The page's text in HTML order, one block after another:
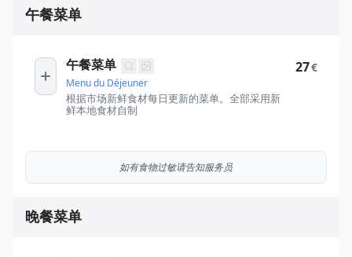
午餐菜单
午餐菜单
Menu du Déjeuner
根据市场新鲜食材每日更新的菜单。全部采用新
鲜本地食材自制
27€
如有食物过敏请告知服务员
晚餐菜单